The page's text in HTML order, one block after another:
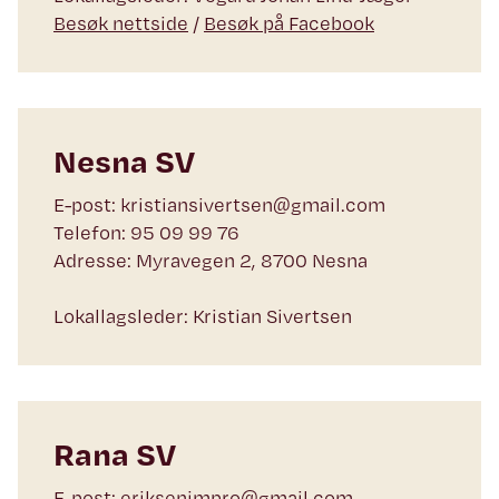
Besøk nettside / Besøk på Facebook
Nesna SV
E-post: kristiansivertsen@gmail.com
Telefon: 95 09 99 76
Adresse: Myravegen 2, 8700 Nesna
Lokallagsleder: Kristian Sivertsen
Rana SV